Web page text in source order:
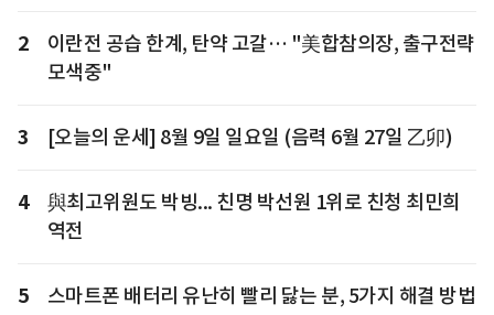
2
이란전 공습 한계, 탄약 고갈… "美합참의장, 출구전략
모색중"
3 [오늘의 운세] 8월 9일 일요일 (음력 6월 27일 乙卯)
4
與최고위원도 박빙... 친명 박선원 1위로 친청 최민희
역전
5 스마트폰 배터리 유난히 빨리 닳는 분, 5가지 해결 방법